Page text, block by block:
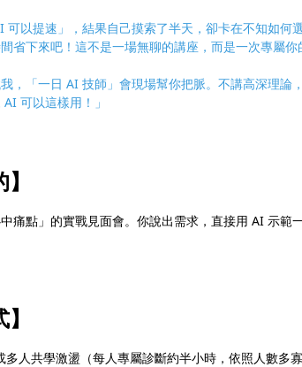
可以提速」，結果自己摸索了半天，卻卡在不知如何
省下來吧！這不是一場無聊的講座，而是一次專屬你
，「一日 AI 技師」會現場幫你把脈。不講高深理論
可以這樣用！」
痛點」的實戰見面會。你說出需求，直接用 AI 示範
人共學激盪（每人專屬診斷約半小時，依照人數多寡